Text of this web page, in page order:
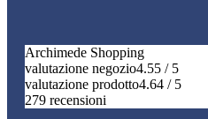
Archimede Shopping
valutazione negozio4.55 / 5
valutazione prodotto4.64 / 5
279 recensioni